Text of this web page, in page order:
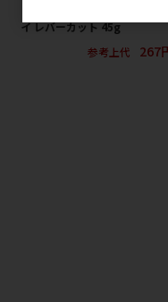
イ レバーカット 45g
参考上代
267